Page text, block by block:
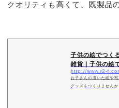
クオリティも高くて、既製品
子供の絵でつく
雑貨｜子供の絵
http://www.r2-
お子さんの描いた絵や
グッズをつくりません